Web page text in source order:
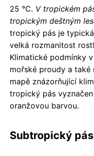
25 °C. V tropickém
tropickým deštným
tropický pás je
velká rozmanitost
Klimatické podmínky
mořské proudy a také
mapě znázorňující
tropický pás
oranžovou barvou.
Subtropický pás